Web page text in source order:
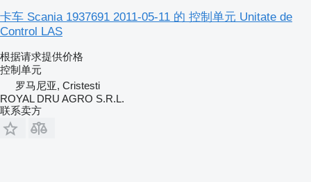
卡车 Scania 1937691 2011-05-11 的 控制单元 Unitate de
Control LAS
根据请求提供价格
控制单元
罗马尼亚, Cristesti
ROYAL DRU AGRO S.R.L.
联系卖方